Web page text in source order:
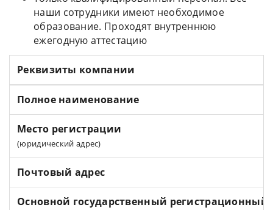
наши сотрудники имеют необходимое
образование. Проходят внутреннюю
ежегодную аттестацию
Реквизиты компании
Полное наименование
Место регистрации
(юридический адрес)
Почтовый адрес
Основной государственный